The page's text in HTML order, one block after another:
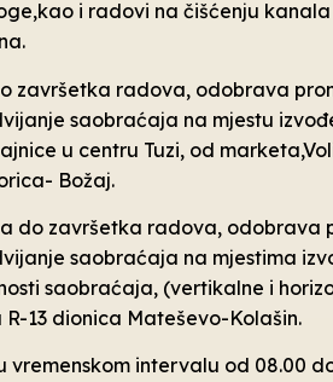
i radovi na čišćenju
završetka radova, odobrava
saobraćaja na mjestu
u centru Tuzi, od
Božaj.
do završetka radova, odobrava
saobraćaja na mjestima
saobraćaja, (vertikalne i
13 dionica Mateševo-Kolašin.
vremenskom intervalu od 08.00